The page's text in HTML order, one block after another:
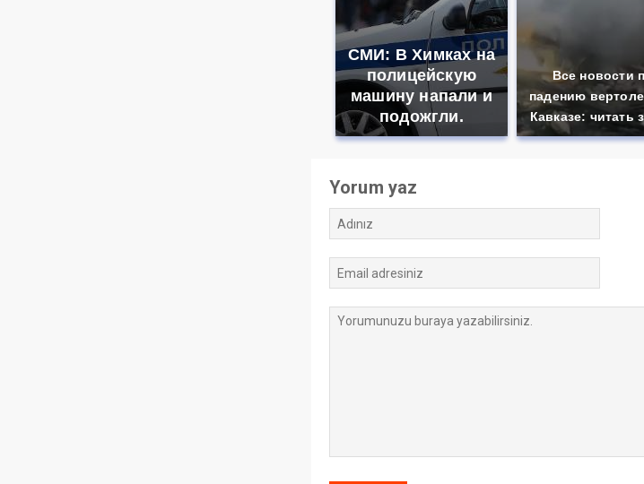
СМИ: В Химках на
полицейскую
машину напали и
подожгли.
Все новости
падению
Кавказе: читать
Yorum yaz